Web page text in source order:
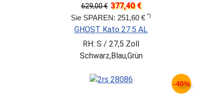
629,00 € 377,40 €
Sie SPAREN: 251,60 € *)
GHOST Kato 27.5 AL
RH: S / 27,5 Zoll
Schwarz,Blau,Grün
-40%